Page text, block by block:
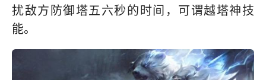
扰敌方防御塔五六秒的时间，可谓越塔神技
能。